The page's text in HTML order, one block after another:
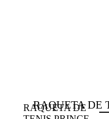
RAQUETA DE
RAQUETA DE